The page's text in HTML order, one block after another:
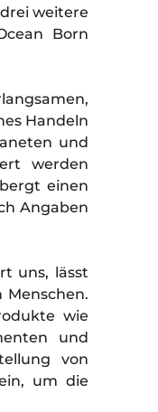
weitere
Born
Handeln
und
werden
einen
Angaben
uns, lässt
wie
und
von
um die